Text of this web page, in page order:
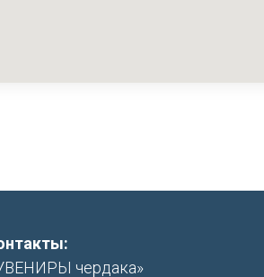
чердака»